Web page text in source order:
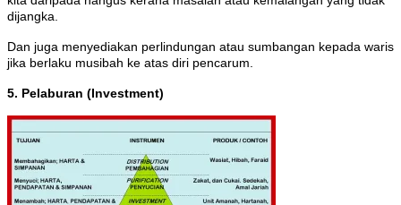
dijangka.
Dan juga menyediakan perlindungan atau sumbangan kepada waris
jika berlaku musibah ke atas diri pencarum.
5. Pelaburan (Investment)